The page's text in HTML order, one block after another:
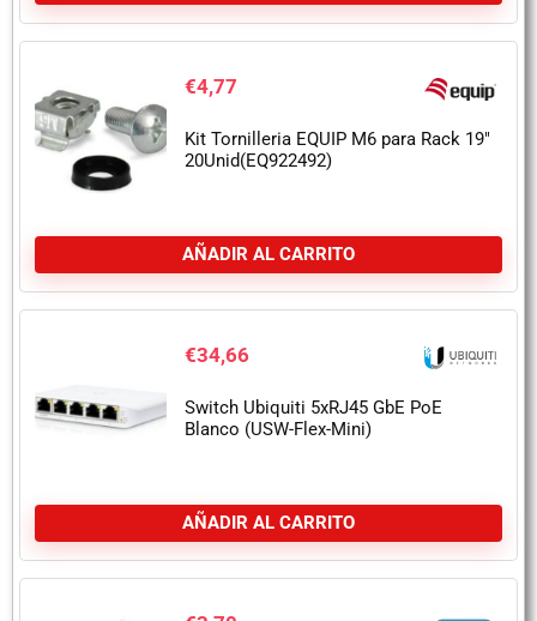
€4,77
Kit Tornilleria EQUIP M6 para Rack 19″
20Unid(EQ922492)
AÑADIR AL CARRITO
€34,66
Switch Ubiquiti 5xRJ45 GbE PoE
Blanco (USW-Flex-Mini)
AÑADIR AL CARRITO